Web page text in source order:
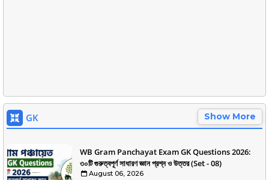
GK Show More
WB Gram Panchayat Exam GK Questions 2026:
৩০টি গুরুত্বপূর্ণ সাধারণ জ্ঞান প্রশ্ন ও উত্তর (Set - 08)
August 06, 2026